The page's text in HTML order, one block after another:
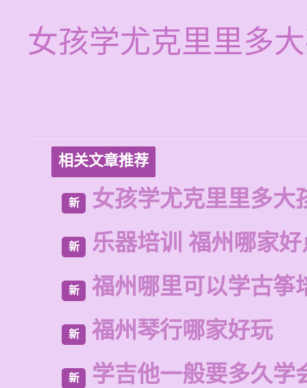
女孩学尤克里里多
相关文章推荐
新 女孩学尤克里里多大
新 乐器培训 福州哪家
新 福州哪里可以学古筝
新 福州琴行哪家好玩
新 学吉他一般要多久学